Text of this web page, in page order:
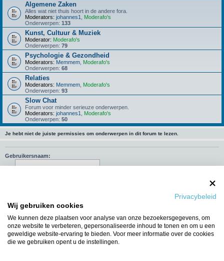
Privacybeleid
Wij gebruiken cookies
We kunnen deze plaatsen voor analyse van onze bezoekersgegevens, om
onze website te verbeteren, gepersonaliseerde inhoud te tonen en om u een
geweldige website-ervaring te bieden. Voor meer informatie over de cookies
die we gebruiken opent u de instellingen.
Algemene Zaken
Alles wat niet thuis hoort in de andere fora.
Moderators: johannes1
Moderafo's
Onderwerpen: 133
Kunst, Cultuur & Muziek
Moderator: Moderafo's
Onderwerpen: 79
Psychologie & Gezondheid
Moderators: Memmem Moderafo's
Onderwerpen: 68
Relaties
Moderators: Memmem Moderafo's
Onderwerpen: 93
Slow Chat
Forum voor minder serieuze onderwerpen.
Moderators: johannes1
Moderafo's
Onderwerpen: 50
Je hebt niet de juiste permissies om onderwerpen in dit forum te lezen.
Gebruikersnaam:
Mij deze sessie niet weergeven in de lijst met online gebruikers